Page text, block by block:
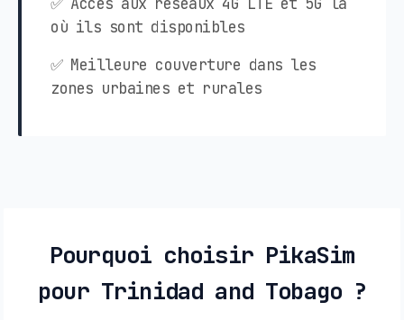
où ils sont disponibles
✅ Meilleure couverture dans les
zones urbaines et rurales
Pourquoi choisir PikaSim
pour Trinidad and Tobago ?